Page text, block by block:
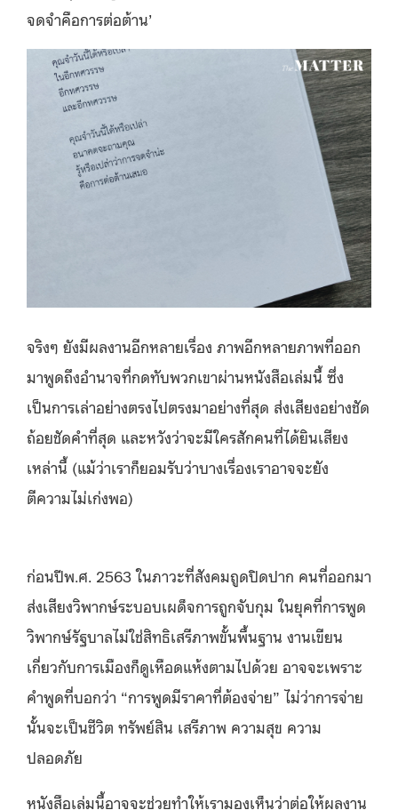
จดจำคือการต่อต้าน’
จริงๆ ยังมีผลงานอีกหลายเรื่อง ภาพอีกหลายภาพที่ออก
มาพูดถึงอำนาจที่กดทับพวกเขาผ่านหนังสือเล่มนี้ ซึ่ง
เป็นการเล่าอย่างตรงไปตรงมาอย่างที่สุด ส่งเสียงอย่างชัด
ถ้อยชัดคำที่สุด และหวังว่าจะมีใครสักคนที่ได้ยินเสียง
เหล่านี้ (แม้ว่าเราก็ยอมรับว่าบางเรื่องเราอาจจะยัง
ตีความไม่เก่งพอ)
ก่อนปีพ.ศ. 2563 ในภาวะที่สังคมถูดปิดปาก คนที่ออกมา
ส่งเสียงวิพากษ์ระบอบเผด็จการถูกจับกุม ในยุคที่การพูด
วิพากษ์รัฐบาลไม่ใช่สิทธิเสรีภาพขั้นพื้นฐาน งานเขียน
เกี่ยวกับการเมืองก็ดูเหือดแห้งตามไปด้วย อาจจะเพราะ
คำพูดที่บอกว่า “การพูดมีราคาที่ต้องจ่าย” ไม่ว่าการจ่าย
นั้นจะเป็นชีวิต ทรัพย์สิน เสรีภาพ ความสุข ความ
ปลอดภัย
หนังสือเล่มนี้อาจจะช่วยทำให้เรามองเห็นว่าต่อให้ผลงาน